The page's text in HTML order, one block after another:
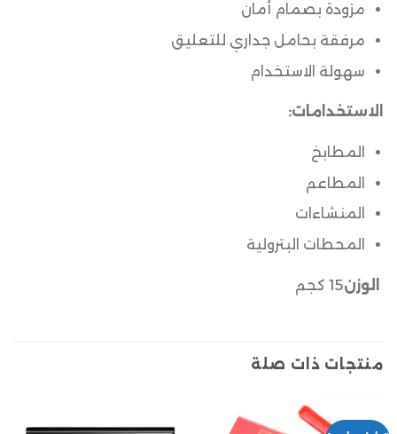
مزودة بصمام أمان
مرفقة بحامل جداري للتعليق
سهولة الاستخدام
الاستخدامات:
المطابخ
المطاعم
المنشاءات
المحطات البترولية
الوزن15 كجم
منتجات ذات صلة